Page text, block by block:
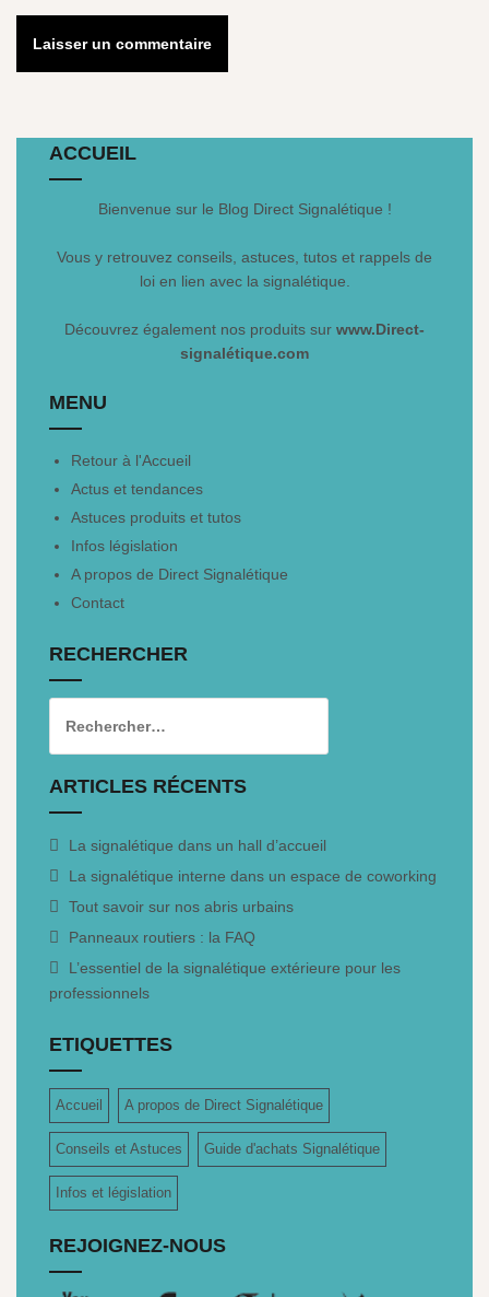
ACCUEIL
Bienvenue sur le Blog Direct Signalétique !
Vous y retrouvez conseils, astuces, tutos et rappels de
loi en lien avec la signalétique.
Découvrez également nos produits sur www.Direct-
signalétique.com
MENU
Retour à l'Accueil
Actus et tendances
Astuces produits et tutos
Infos législation
A propos de Direct Signalétique
Contact
RECHERCHER
ARTICLES RÉCENTS
La signalétique dans un hall d’accueil
La signalétique interne dans un espace de coworking
Tout savoir sur nos abris urbains
Panneaux routiers : la FAQ
L’essentiel de la signalétique extérieure pour les
professionnels
ETIQUETTES
Accueil A propos de Direct Signalétique
Conseils et Astuces Guide d'achats Signalétique
Infos et législation
REJOIGNEZ-NOUS